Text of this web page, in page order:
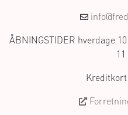
ÅBNINGSTIDER hverdage